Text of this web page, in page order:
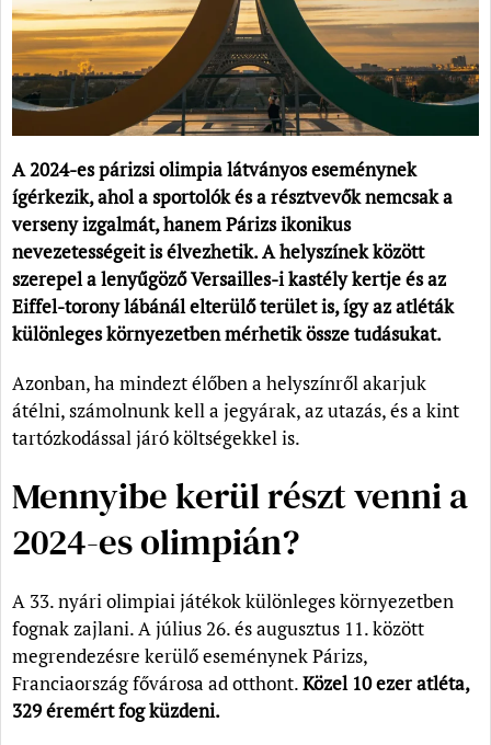
A 2024-es párizsi olimpia látványos eseménynek
ígérkezik, ahol a sportolók és a résztvevők nemcsak a
verseny izgalmát, hanem Párizs ikonikus
nevezetességeit is élvezhetik. A helyszínek között
szerepel a lenyűgöző Versailles-i kastély kertje és az
Eiffel-torony lábánál elterülő terület is, így az atléták
különleges környezetben mérhetik össze tudásukat.
Azonban, ha mindezt élőben a helyszínről akarjuk
átélni, számolnunk kell a jegyárak, az utazás, és a kint
tartózkodással járó költségekkel is.
Mennyibe kerül részt venni a
2024-es olimpián?
A 33. nyári olimpiai játékok különleges környezetben
fognak zajlani. A július 26. és augusztus 11. között
megrendezésre kerülő eseménynek Párizs,
Franciaország fővárosa ad otthont.Közel 10 ezer atléta,
329 éremért fog küzdeni.